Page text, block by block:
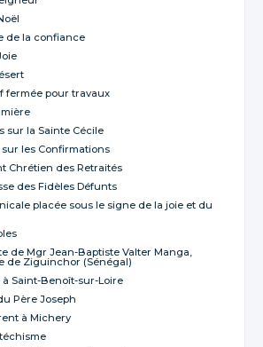
de la confiance
fermée pour travaux
sur la Sainte Cécile
les Confirmations
Chrétien des Retraités
des Fidèles Défunts
placée sous le signe de la joie et du
de Mgr Jean-Baptiste Valter Manga,
de Ziguinchor (Sénégal)
à Saint-Benoît-sur-Loire
Père Joseph
à Michery